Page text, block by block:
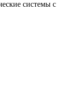
системы с